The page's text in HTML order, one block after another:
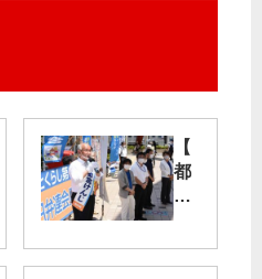
【
都
知
事
選
】